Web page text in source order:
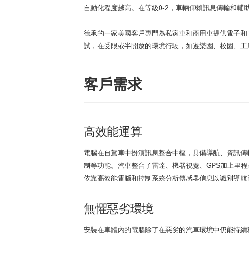
自動化程度越高。在等級0-2，車輛仰賴訊息傳輸和輔
德承的一家美國客戶專門為私家車和商用車提供電子
試，在受限或半開放的環境行駛，如遊樂園、校園、工
客戶需求
高效能運算
電腦在自駕車中扮演訊息整合中樞，具備導航、資訊
制等功能。汽車整合了雷達、機器視覺、GPS加上里
依靠高效能電腦和控制系統分析傳感器信息以識別導航
無懼惡劣環境
安裝在車體內的電腦除了在惡劣的汽車環境中仍能持